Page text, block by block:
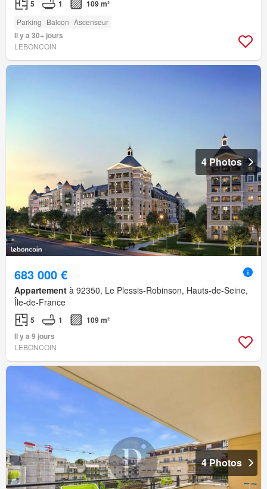
5 1 109 m²
Parking Balcon Ascenseur
Il y a 30+ jours
LEBONCOIN
4 Photos
683 000 €
Appartement à 92350, Le Plessis-Robinson, Hauts-de-Seine,
Île-de-France
5 1
109 m²
Il y a 9 jours
LEBONCOIN
4 Photos